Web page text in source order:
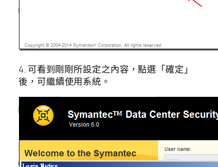
4. 可看到剛剛所設定之內容，點選「確定」
後，可繼續使用系統。